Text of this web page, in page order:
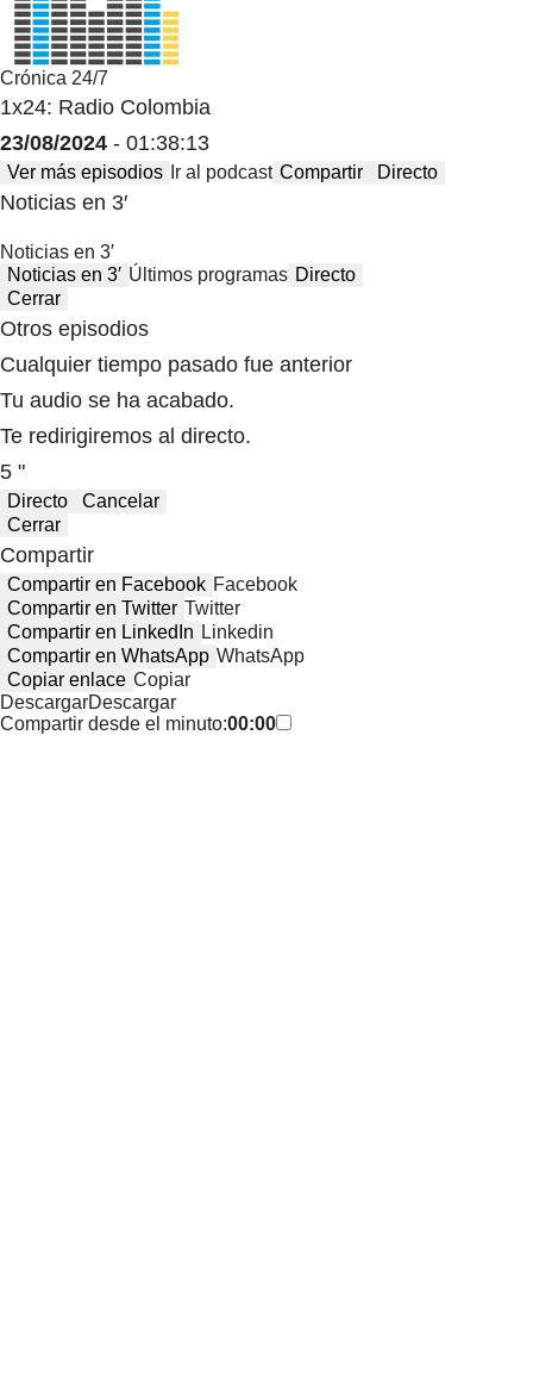
Crónica 24/7
1x24: Radio Colombia
23/08/2024 - 01:38:13
Ver más episodios Ir al podcast Compartir Directo
Noticias en 3′
Noticias en 3′
Noticias en 3′ Últimos programas Directo
Cerrar
Otros episodios
Cualquier tiempo pasado fue anterior
Tu audio se ha acabado.
Te redirigiremos al directo.
5 "
Directo
Cancelar
Cerrar
Compartir
Compartir en Facebook Facebook
Compartir en Twitter Twitter
Compartir en LinkedIn Linkedin
Compartir en WhatsApp WhatsApp
Copiar enlace Copiar
DescargarDescargar
Compartir desde el minuto:00:00